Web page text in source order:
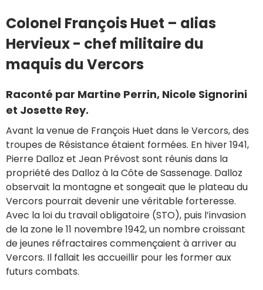
Colonel François Huet – alias
Hervieux - chef militaire du
maquis du Vercors
Raconté par Martine Perrin, Nicole Signorini
et Josette Rey.
Avant la venue de François Huet dans le Vercors, des
troupes de Résistance étaient formées. En hiver 1941,
Pierre Dalloz et Jean Prévost sont réunis dans la
propriété des Dalloz à la Côte de Sassenage. Dalloz
observait la montagne et songeait que le plateau du
Vercors pourrait devenir une véritable forteresse.
Avec la loi du travail obligatoire (STO), puis l’invasion
de la zone le 11 novembre 1942, un nombre croissant
de jeunes réfractaires commençaient à arriver au
Vercors. Il fallait les accueillir pour les former aux
futurs combats.